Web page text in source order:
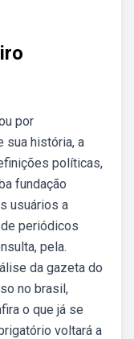
por
sua história, a
políticas,
fundação
usuários a
periódicos
pela.
da gazeta do
no brasil,
o que já se
voltará a